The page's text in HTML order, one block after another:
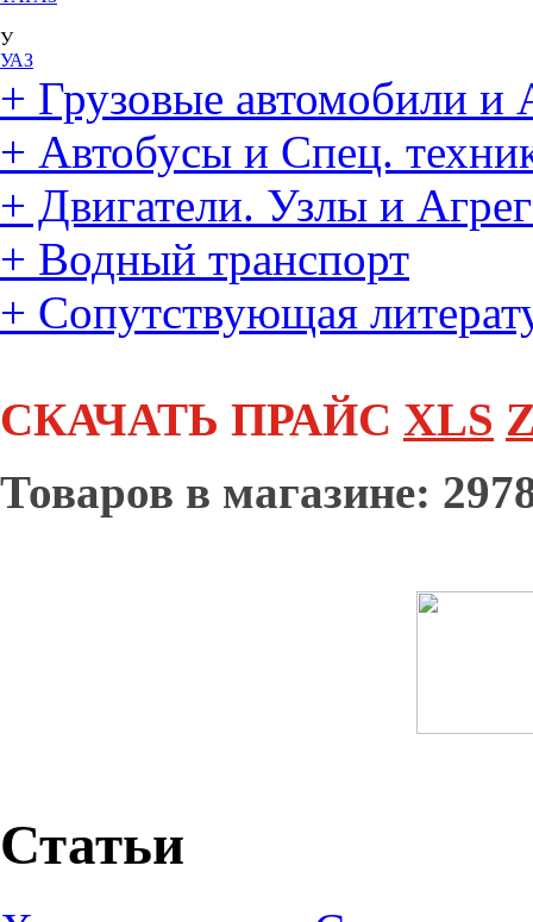
У
УАЗ
+ Грузовые автомобили и
+ Автобусы и Спец.
+ Двигатели. Узлы и
+ Водный транспорт
+ Сопутствующая
СКАЧАТЬ ПРАЙС XLS
Товаров в магазине:
Статьи